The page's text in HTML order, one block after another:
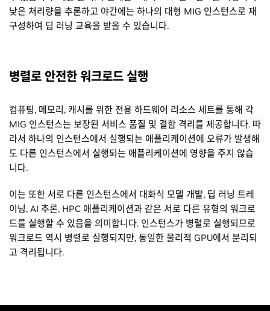
낮은 처리량을 추론하고 야간에는 하나의 대형 MIG 인스턴스로 재
구성하여 딥 러닝 교육을 받을 수 있습니다.
병렬로 안전한 워크로드 실행
컴퓨팅, 메모리, 캐시를 위한 전용 하드웨어 리소스 세트를 통해 각
MIG 인스턴스는 보장된 서비스 품질 및 결함 격리를 제공합니다. 따
라서 하나의 인스턴스에서 실행되는 애플리케이션에 오류가 발생해
도 다른 인스턴스에서 실행되는 애플리케이션에 영향을 주지 않습
니다.
이는 또한 서로 다른 인스턴스에서 대화식 모델 개발, 딥 러닝 트레
이닝, AI 추론, HPC 애플리케이션과 같은 서로 다른 유형의 워크로
드를 실행할 수 있음을 의미합니다. 인스턴스가 병렬로 실행되므로
워크로드 역시 병렬로 실행되지만, 동일한 물리적 GPU에서 분리되
고 격리됩니다.